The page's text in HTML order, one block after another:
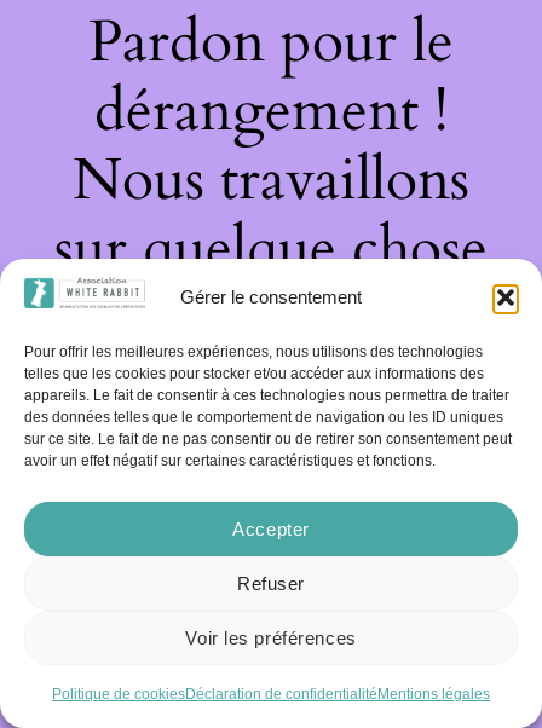
Gérer le consentement
Pour offrir les meilleures expériences, nous utilisons des technologies
telles que les cookies pour stocker et/ou accéder aux informations des
appareils. Le fait de consentir à ces technologies nous permettra de traiter
des données telles que le comportement de navigation ou les ID uniques
sur ce site. Le fait de ne pas consentir ou de retirer son consentement peut
avoir un effet négatif sur certaines caractéristiques et fonctions.
Accepter
Refuser
Voir les préférences
Politique de cookiesDéclaration de confidentialité Mentions légales
Pardon pour le
dérangement !
Nous travaillons
sur quelque chose
de fantastique –
revenez bientôt !